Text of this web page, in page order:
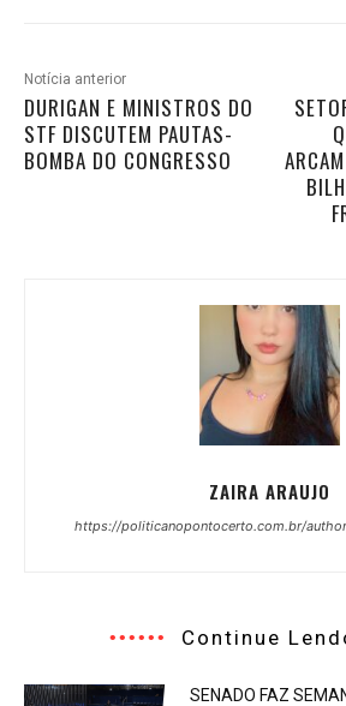
Notícia anterior
DURIGAN E MINISTROS DO
STF DISCUTEM PAUTAS-
BOMBA DO CONGRESSO
ZAIRA ARAUJO
https://politicanopontocerto.com.br/
Continue
SENADO FAZ